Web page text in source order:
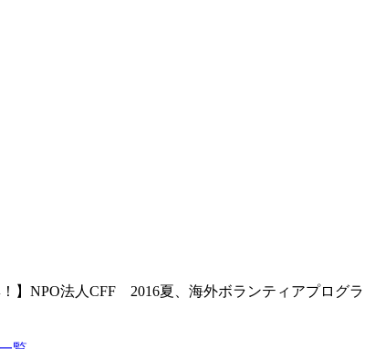
】NPO法人CFF 2016夏、海外ボランティアプログラ